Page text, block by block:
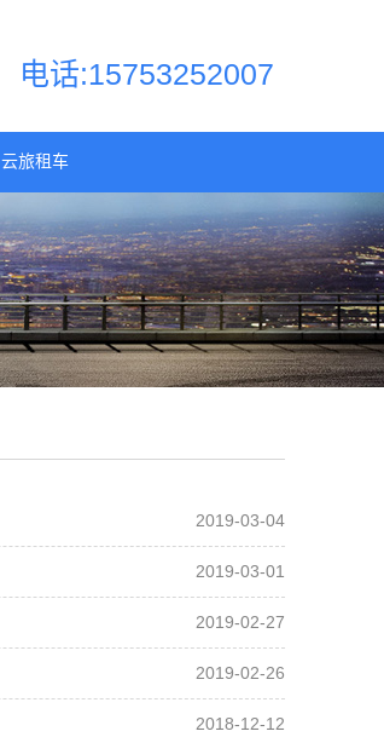
电话:15753252007
云旅租车
2019-03-04
2019-03-01
2019-02-27
2019-02-26
2018-12-12